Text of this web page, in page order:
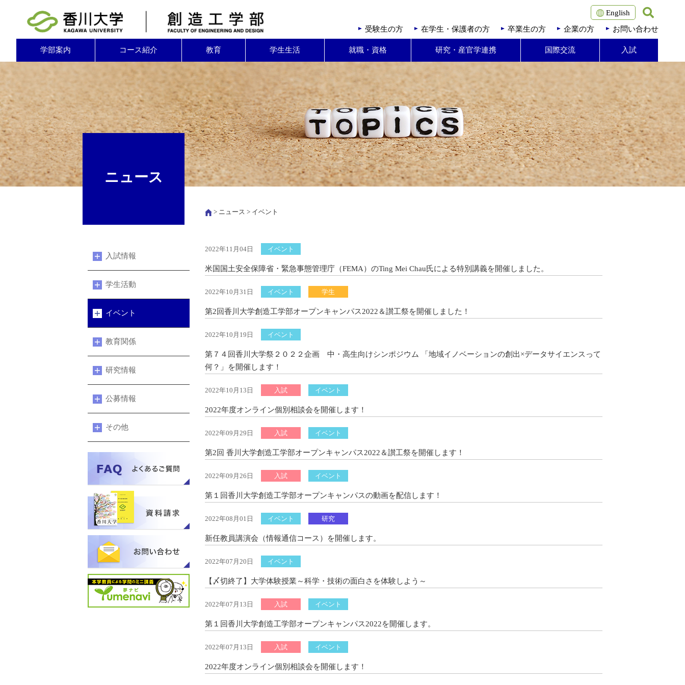
English
受験生の方
在学生・保護者の方 卒業生の方 企業の方 お問い合わせ
学部案内 コース紹介 教育 学生生活 就職・資格 研究・産官学連携 国際交流 入試
ニュース
> ニュース > イベント
2022年11月04日 イベント
米国国土安全保障省・緊急事態管理庁（FEMA）のTing Mei Chau氏による特別講義を開催しました。
2022年10月31日 イベント 学生
第2回香川大学創造工学部オープンキャンパス2022＆讃工祭を開催しました！
2022年10月19日 イベント
第７４回香川大学祭２０２２企画 中・高生向けシンポジウム 「地域イノベーションの創出×データサイエンスって
何？」を開催します！
2022年10月13日 入試 イベント
2022年度オンライン個別相談会を開催します！
2022年09月29日 入試 イベント
第2回 香川大学創造工学部オープンキャンパス2022＆讃工祭を開催します！
2022年09月26日 入試 イベント
第１回香川大学創造工学部オープンキャンパスの動画を配信します！
2022年08月01日 イベント 研究
新任教員講演会（情報通信コース）を開催します。
2022年07月20日 イベント
【〆切終了】大学体験授業～科学・技術の面白さを体験しよう～
2022年07月13日 入試 イベント
第１回香川大学創造工学部オープンキャンパス2022を開催します。
2022年07月13日 入試 イベント
2022年度オンライン個別相談会を開催します！
入試情報
学生活動
イベント
教育関係
研究情報
公募情報
その他